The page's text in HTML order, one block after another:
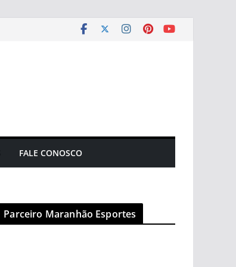
FALE CONOSCO
Parceiro Maranhão Esportes